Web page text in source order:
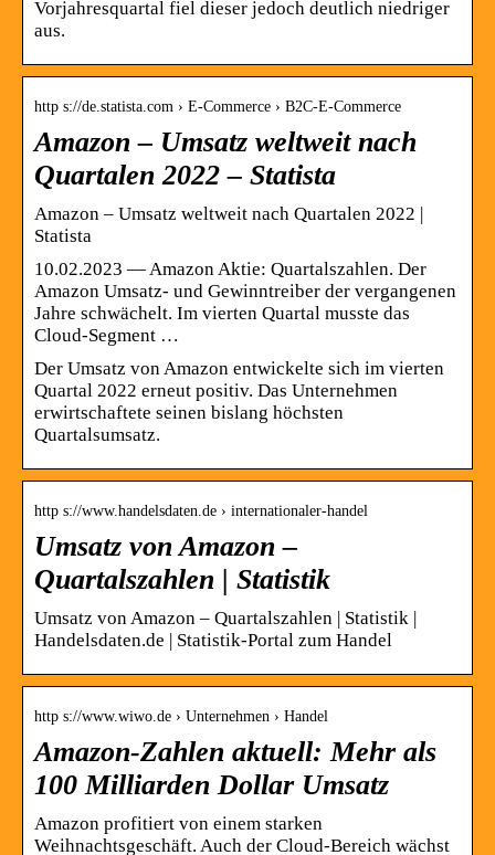
Vorjahresquartal fiel dieser jedoch deutlich niedriger
aus.
http s://de.statista.com › E-Commerce › B2C-E-Commerce
Amazon – Umsatz weltweit nach
Quartalen 2022 – Statista
Amazon – Umsatz weltweit nach Quartalen 2022 |
Statista
10.02.2023 — Amazon Aktie: Quartalszahlen. Der
Amazon Umsatz- und Gewinntreiber der vergangenen
Jahre schwächelt. Im vierten Quartal musste das
Cloud-Segment …
Der Umsatz von Amazon entwickelte sich im vierten
Quartal 2022 erneut positiv. Das Unternehmen
erwirtschaftete seinen bislang höchsten
Quartalsumsatz.
http s://www.handelsdaten.de › internationaler-handel
Umsatz von Amazon –
Quartalszahlen | Statistik
Umsatz von Amazon – Quartalszahlen | Statistik |
Handelsdaten.de | Statistik-Portal zum Handel
http s://www.wiwo.de › Unternehmen › Handel
Amazon-Zahlen aktuell: Mehr als
100 Milliarden Dollar Umsatz
Amazon profitiert von einem starken
Weihnachtsgeschäft. Auch der Cloud-Bereich wächst